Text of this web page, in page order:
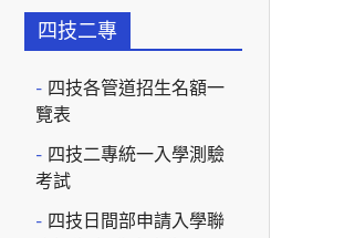
四技二專
四技各管道招生名額一
覽表
四技二專統一入學測驗
考試
四技日間部申請入學聯